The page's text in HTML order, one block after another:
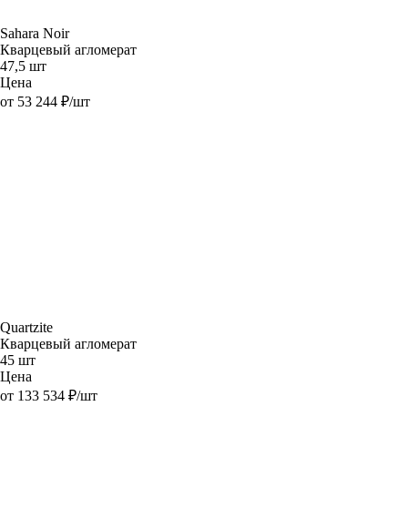
Sahara Noir
Кварцевый агломерат
47,5 шт
Цена
от 53 244 ₽/шт
Quartzite
Кварцевый агломерат
45 шт
Цена
от 133 534 ₽/шт